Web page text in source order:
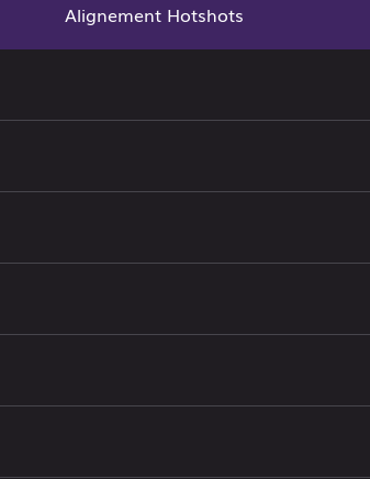
Alignement Hotshots